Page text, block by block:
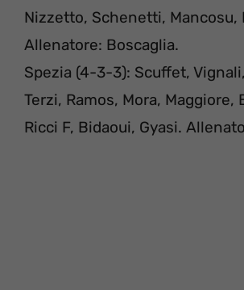
Nizzetto, Schenetti, Mancosu,
Allenatore: Boscaglia.
Spezia (4-3-3): Scuffet,
Terzi, Ramos, Mora, Maggiore,
Ricci F, Bidaoui, Gyasi.